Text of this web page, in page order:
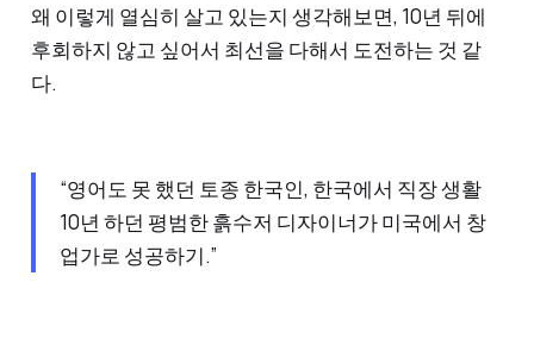
왜 이렇게 열심히 살고 있는지 생각해보면, 10년 뒤에
후회하지 않고 싶어서 최선을 다해서 도전하는 것 같
다.
“영어도 못 했던 토종 한국인, 한국에서 직장 생활
10년 하던 평범한 흙수저 디자이너가 미국에서 창
업가로 성공하기.”